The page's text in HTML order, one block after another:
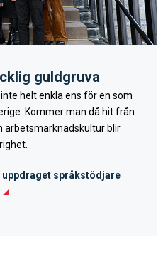
guldgruva
helt enkla ens för en som
Kommer man då hit från
arbetsmarknadskultur blir
uppdraget språkstödjare